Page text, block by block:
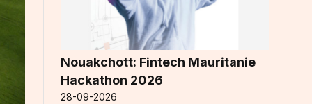
Nouakchott: Fintech Mauritanie
Hackathon 2026
28-09-2026